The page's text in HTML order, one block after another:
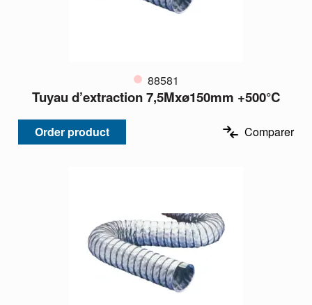
88581
Tuyau d’extraction 7,5Mxø150mm +500°C
Order product Comparer